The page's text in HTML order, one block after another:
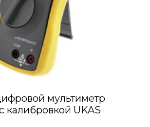
мультиметр
калибровкой UKAS